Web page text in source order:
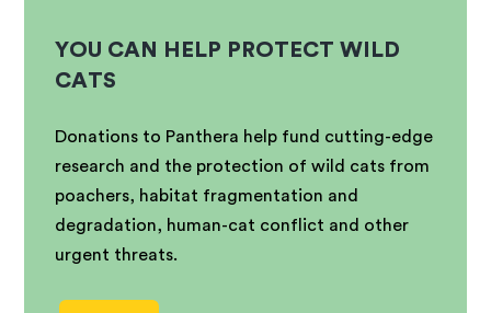
YOU CAN HELP PROTECT WILD
CATS
Donations to Panthera help fund cutting-edge
research and the protection of wild cats from
poachers, habitat fragmentation and
degradation, human-cat conflict and other
urgent threats.